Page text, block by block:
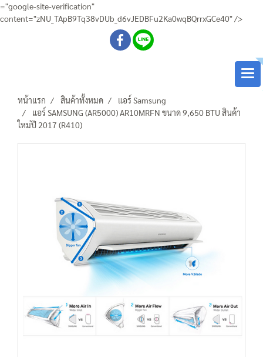
="google-site-verification"
content="zNU_TApB9Tq38vDUb_d6vJEDBFu2Ka0wqBQrrxGCe40" />
หน้าแรก สินค้าทั้งหมด
แอร์ Samsung
แอร์ SAMSUNG (AR5000) AR10MRFN ขนาด 9,650 BTU สินค้า
ใหม่ปี 2017 (R410)